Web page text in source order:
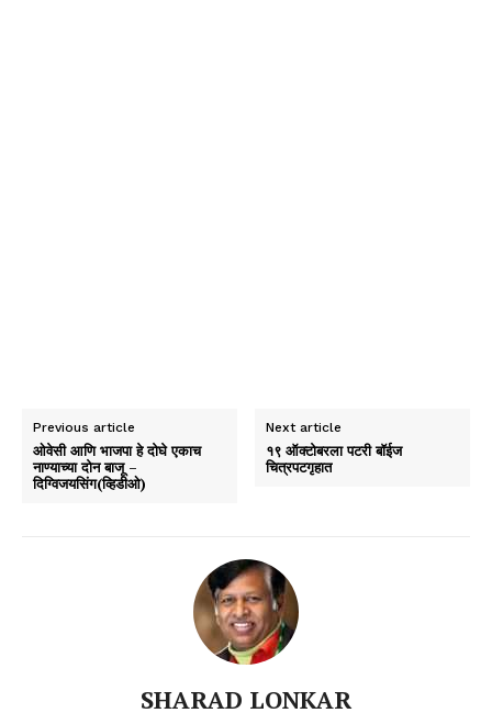
Previous article
ओवेसी आणि भाजपा हे दोघे एकाच
नाण्याच्या दोन बाजू –
दिग्विजयसिंग(व्हिडीओ)
Next article
१९ ऑक्टोबरला पटरी बॉईज
चित्रपटगृहात
SHARAD LONKAR